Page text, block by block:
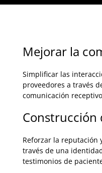
Mejorar la
Simplificar las
proveedores a través
comunicación
Construcción
Reforzar la reputación
través de una
testimonios de